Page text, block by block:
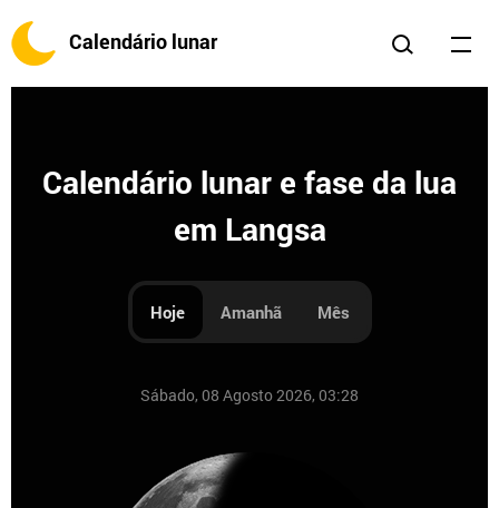
Calendário lunar
Calendário lunar e fase da lua
em Langsa
Hoje Amanhã Mês
Sábado, 08 Agosto 2026, 03:28